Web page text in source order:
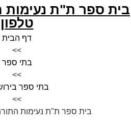
ספר ת"ת נעימות
טלפון
דף הבית
>>
בתי ספר
>>
בתי ספר
>>
בית ספר ת"ת נעימות התורה